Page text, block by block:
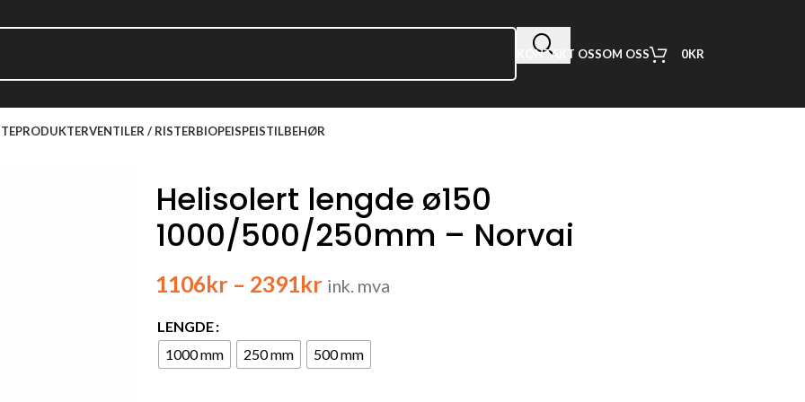
KONTAKT OSSOM OSS 0KR
VENTILER / RISTERBIOPEISPEISTILBEHØR
Helisolert lengde ø150
1000/500/250mm – Norvai
1106kr – 2391kr ink. mva
LENGDE
1000 mm
250 mm 500 mm